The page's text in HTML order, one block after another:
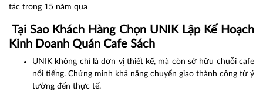
tác trong 15 năm qua
Tại Sao Khách Hàng Chọn UNIK Lập Kế Hoạch
Kinh Doanh Quán Cafe Sách
UNIK không chỉ là đơn vị thiết kế, mà còn sở hữu chuỗi cafe
nổi tiếng. Chứng minh khả năng chuyển giao thành công từ ý
tưởng đến thực tế.